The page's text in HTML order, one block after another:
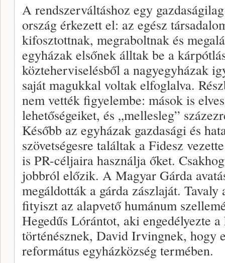
A rendszerváltáshoz egy
ország érkezett el: az egész
kifosztottnak, megraboltnak és
egyházak elsőnek álltak be a
közteherviselésből a nagyegyházak
saját magukkal voltak elfoglalva.
nem vették figyelembe: mások is
lehetőségeiket, és „mellesleg”
Később az egyházak gazdasági és
szövetségesre találtak a Fidesz
is PR-céljaira használja őket.
jobbról előzik. A Magyar Gárda
megáldották a gárda zászlaját.
fityiszt az alapvető humánum
Hegedűs Lórántot, aki engedélyezte
történésznek, David Irvingnek, hogy
református egyházközség termében.